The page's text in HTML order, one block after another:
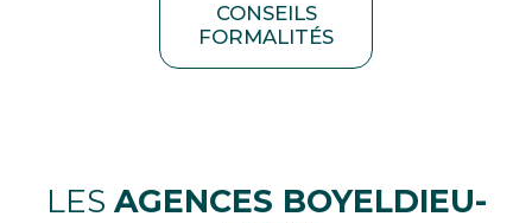
CONSEILS
FORMALITÉS
LES AGENCES BOYELDIEU-